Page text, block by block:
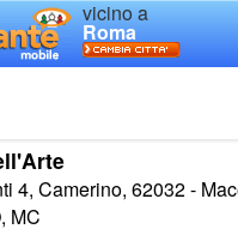
vicino a
Roma
4, Camerino, 62032 -
, MC